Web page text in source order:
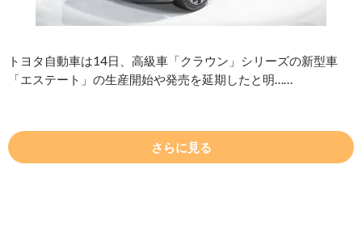
トヨタ自動車は14日、高級車「クラウン」シリーズの新型車
「エステート」の生産開始や発売を延期したと明……
さらに見る